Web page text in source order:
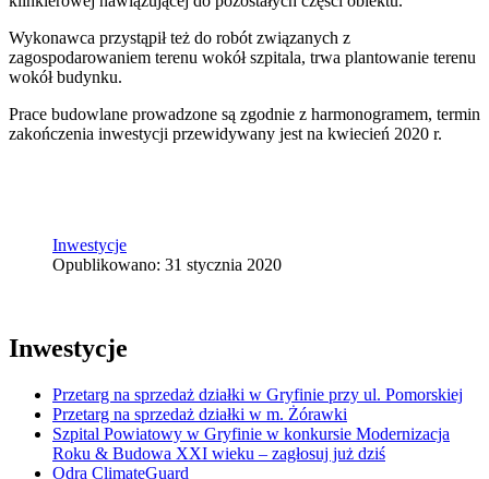
Wykonawca przystąpił też do robót związanych z
zagospodarowaniem terenu wokół szpitala, trwa plantowanie terenu
wokół budynku.
Prace budowlane prowadzone są zgodnie z harmonogramem, termin
zakończenia inwestycji przewidywany jest na kwiecień 2020 r.
Inwestycje
Opublikowano: 31 stycznia 2020
Inwestycje
Przetarg na sprzedaż działki w Gryfinie przy ul. Pomorskiej
Przetarg na sprzedaż działki w m. Żórawki
Szpital Powiatowy w Gryfinie w konkursie Modernizacja
Roku & Budowa XXI wieku – zagłosuj już dziś
Odra ClimateGuard